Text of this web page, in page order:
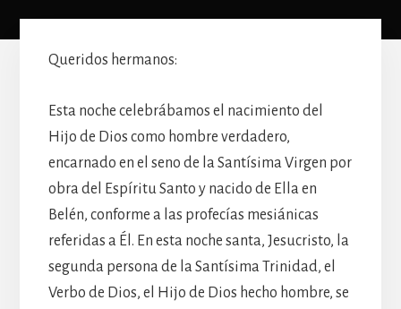
Queridos hermanos:
Esta noche celebrábamos el nacimiento del
Hijo de Dios como hombre verdadero,
encarnado en el seno de la Santísima Virgen por
obra del Espíritu Santo y nacido de Ella en
Belén, conforme a las profecías mesiánicas
referidas a Él. En esta noche santa, Jesucristo, la
segunda persona de la Santísima Trinidad, el
Verbo de Dios, el Hijo de Dios hecho hombre, se